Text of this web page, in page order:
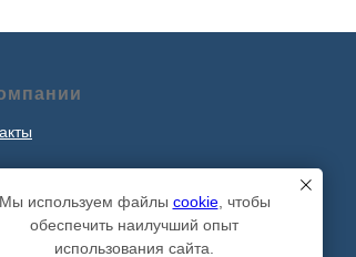
Мы используем файлы cookie, чтобы
обеспечить наилучший опыт
использования сайта.
проекты
обработки персональных